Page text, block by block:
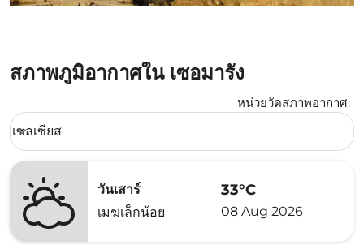
สภาพภูมิอากาศใน เซอมารัง
หน่วยวัดสภาพอากาศ:
Weather unit option เซลเซียส Selected
เซลเซียส
keyboard_arrow_down
วันเสาร์
เมฆเล็กน้อย
33°C
08 Aug 2026